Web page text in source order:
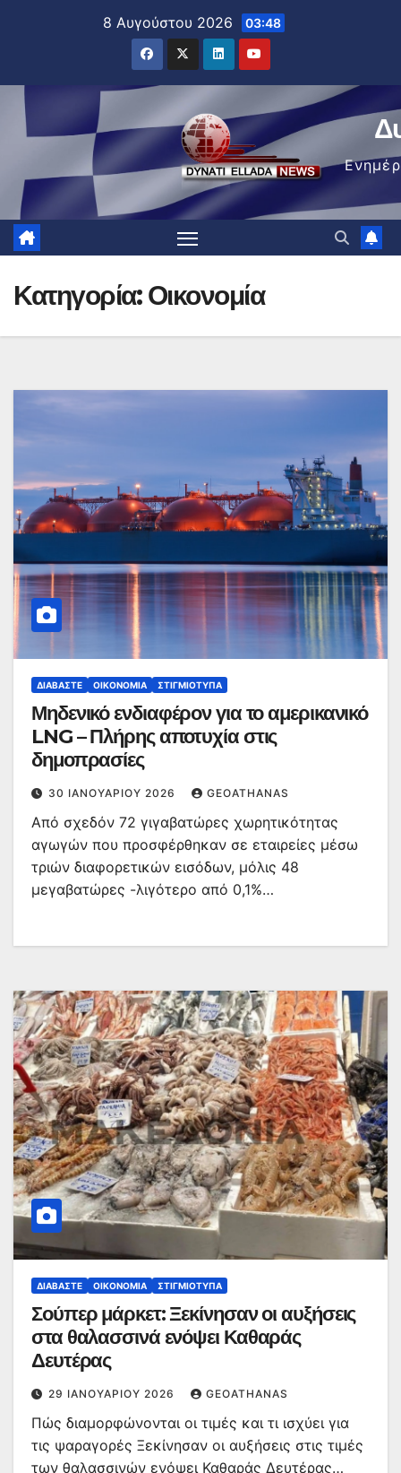
8 Αυγούστου 2026 03:48
Κατηγορία:Οικονομία
ΔΙΑΒΆΣΤΕ ΟΙΚΟΝΟΜΊΑ ΣΤΙΓΜΙΌΤΥΠΑ
Μηδενικό ενδιαφέρον για το αμερικανικό
LNG – Πλήρης αποτυχία στις
δημοπρασίες
30 ΙΑΝΟΥΑΡΊΟΥ 2026 GEOATHANAS
Από σχεδόν 72 γιγαβατώρες χωρητικότητας
αγωγών που προσφέρθηκαν σε εταιρείες μέσω
τριών διαφορετικών εισόδων, μόλις 48
μεγαβατώρες -λιγότερο από 0,1%…
ΔΙΑΒΆΣΤΕ ΟΙΚΟΝΟΜΊΑ ΣΤΙΓΜΙΌΤΥΠΑ
Σούπερ μάρκετ: Ξεκίνησαν οι αυξήσεις
στα θαλασσινά ενόψει Καθαράς
Δευτέρας
29 ΙΑΝΟΥΑΡΊΟΥ 2026 GEOATHANAS
Πώς διαμορφώνονται οι τιμές και τι ισχύει για
τις ψαραγορές Ξεκίνησαν οι αυξήσεις στις τιμές
των θαλασσινών ενόψει Καθαράς Δευτέρας…